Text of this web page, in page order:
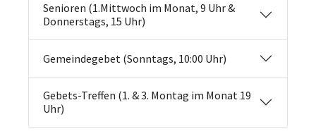
Senioren (1.Mittwoch im Monat, 9 Uhr &
Donnerstags, 15 Uhr)
Gemeindegebet (Sonntags, 10:00 Uhr)
Gebets-Treffen (1. & 3. Montag im Monat 19
Uhr)